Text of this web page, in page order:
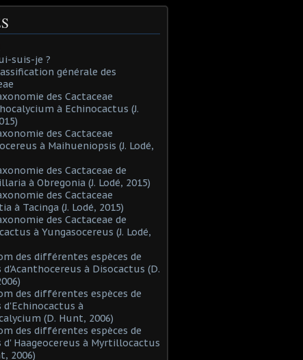
suis-je ?
générale des
des Cactaceae
à Echinocactus (J.
des Cactaceae
à Maihueniopsis (J. Lodé,
des Cactaceae de
à Obregonia (J. Lodé, 2015)
des Cactaceae
à Tacinga (J. Lodé, 2015)
des Cactaceae de
à Yungasocereus (J. Lodé,
des différentes espèces de
d'Acanthocereus à Disocactus (D.
des différentes espèces de
d'Echinocactus à
(D. Hunt, 2006)
des différentes espèces de
d' Haageocereus à Myrtillocactus
2006)